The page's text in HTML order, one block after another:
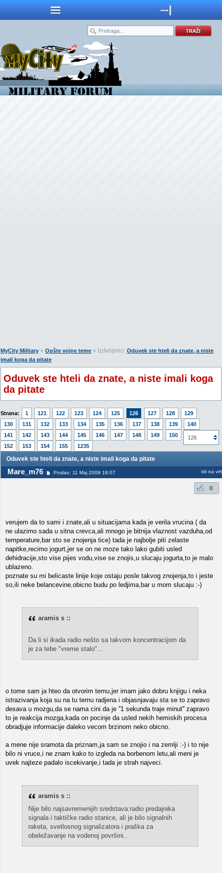
MyCity Military » Opšte vojne teme » Izdvojeno: Oduvek ste hteli da znate, a niste
imali koga da pitate
Oduvek ste hteli da znate, a niste imali koga
da pitate
Strana: 1 121 122 123 124 125 126 127 128
129
130
131 132 133 134 135 136 137 138 139
140
141
142 143 144 145 146 147 148 149 150
151
152
153 154 155 1235
126
Oduvek ste hteli da znate, a niste imali koga da pitate
Mare_m76 Poslao: 11 Maj 2009 18:07 Idi na vrh
0
verujem da to sami i znate,ali u situacijama kada je verila vrucina ( da
ne ulazimo sada u sitna crevca,ali mnogo je bitnija vlaznost vazduha,od
temperature,bar sto se znojenja tice) tada je najbolje piti zelaste
napitke,recimo jogurt,jer se on ne moze tako lako gubiti usled
dehidracije,sto vise pijes vodu,vise se znojis,u slucaju jogurta,to je malo
ublazeno.
poznate su mi belicaste linije koje ostaju posle takvog znojenja,to i jeste
so,ili neke belancevine,obicno budu po ledjima,bar u mom slucaju :-)
aramis s ::
Da li si ikada radio nešto sa takvom koncentracijom da
je za tebe "vreme stalo"...
o tome sam ja hteo da otvorim temu,jer imam jako dobru knjigu i neka
istrazivanja koja su na tu temu radjena i objasnjavaju sta se to zapravo
desava u mozgu,da se nama cini da je ''1 sekunda traje minut'' zapravo
to je reakcija mozga,kada on pocinje da usled nekih hemiskih procesa
obradjuje informacije daleko vecom brzinom neko obicno.
a mene nije sramota da priznam,ja sam se znojio i na zemlji :-) i to nije
bilo ni vruce,i ne znam kako to izgleda na borbenom letu,ali meni je
uvek najteze padalo iscekivanje,i tada je strah najveci.
aramis s ::
Nije bilo najsavremenijih sredstava:radio predajnika
signala i taktičke radio stanice, ali je bilo signalnih
raketa, svetlosnog signalizatora i praška za
obeležavanje na vodenoj površini..